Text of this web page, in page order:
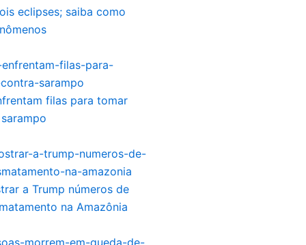
eclipses; saiba como
filas para tomar
a Trump números de
na Amazônia